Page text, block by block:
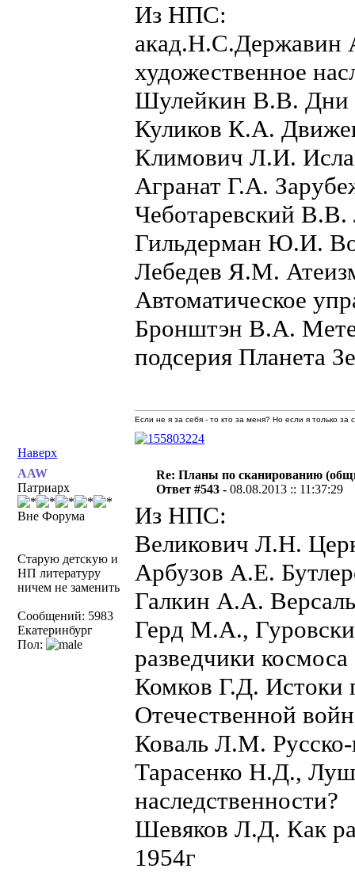
Из НПС:
акад.Н.С.Державин
художественное
Шулейкин В.В. Дни
Куликов К.А.
Климович Л.И.
Агранат Г.А.
Чеботаревский В.В.
Гильдерман Ю.И.
Лебедев Я.М.
Автоматическое
Бронштэн В.А.
подсерия Планета
Наверх
Если не я за себя - то кто за меня? Но если я только
AAW
Патриарх
Вне Форума
Старую детскую и
НП литературу
ничем не заменить
Сообщений: 5983
Екатеринбург
Пол:
Re: Планы по сканированию
Ответ #543 -08.08.2013 :: 11:37:29
Из НПС:
Великович Л.Н.
Арбузов А.Е.
Галкин А.А.
Герд М.А.,
разведчики космоса
Комков Г.Д. Истоки
Отечественной
Коваль Л.М. Русско-
Тарасенко Н.Д.,
наследственности?
Шевяков Л.Д. Как
1954г